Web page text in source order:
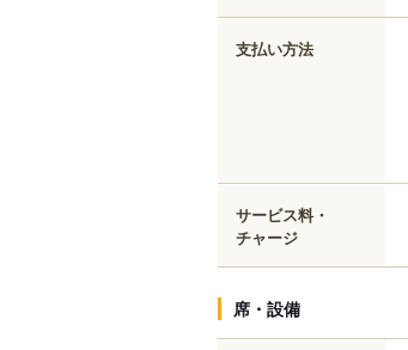
支払い方法
サービス料・
チャージ
席・設備